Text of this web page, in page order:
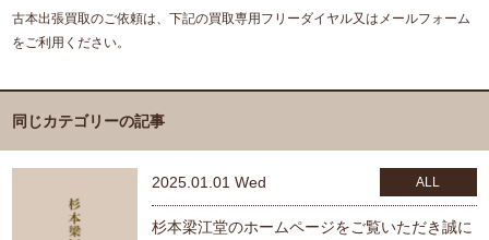
古本出張買取のご依頼は、下記の買取専用フリーダイヤル又はメールフォーム
をご利用ください。
同じカテゴリーの記事
2025.01.01 Wed ALL
杉本梁江堂のホームページをご覧いただき誠に